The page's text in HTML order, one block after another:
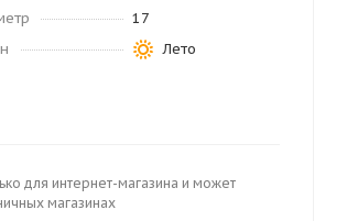
17
Лето
для интернет-магазина и может
магазинах